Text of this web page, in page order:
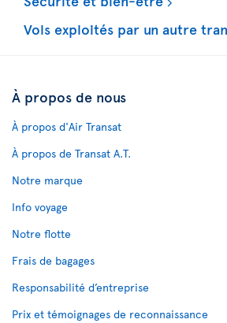
Vols exploités par un autre
À propos de nous
À propos d'Air Transat
À propos de Transat A.T.
Notre marque
Info voyage
Notre flotte
Frais de bagages
Responsabilité d’entreprise
Prix et témoignages de reconnaissance